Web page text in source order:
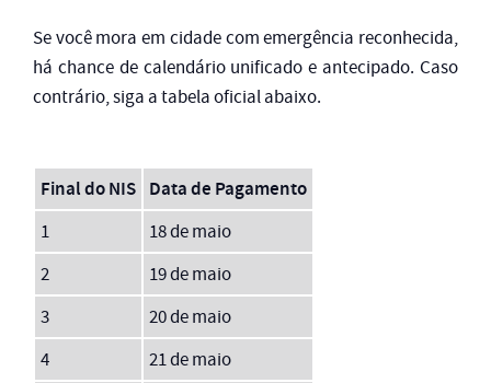
Se você mora em cidade com emergência reconhecida,
há chance de calendário unificado e antecipado. Caso
contrário, siga a tabela oficial abaixo.
Final do NIS Data de Pagamento
1
18 de maio
2
19 de maio
3
20 de maio
4
21 de maio